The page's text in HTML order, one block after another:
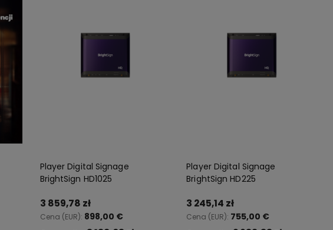
Player Digital Signage
BrightSign HD1025
3 859,78 zł
Cena (EUR): 898,00 €
Player Digital Signage
BrightSign HD225
3 245,14 zł
Cena (EUR): 755,00 €